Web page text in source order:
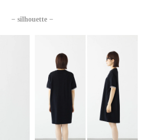
− silhouette −